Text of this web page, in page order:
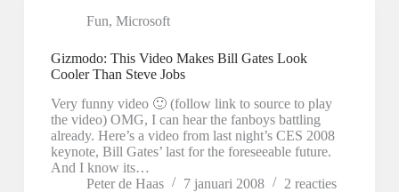
Fun, Microsoft
Gizmodo: This Video Makes Bill Gates Look
Cooler Than Steve Jobs
Very funny video 🙂 (follow link to source to play
the video) OMG, I can hear the fanboys battling
already. Here’s a video from last night’s CES 2008
keynote, Bill Gates’ last for the foreseeable future.
And I know its…
Peter de Haas
7 januari 2008 2 reacties